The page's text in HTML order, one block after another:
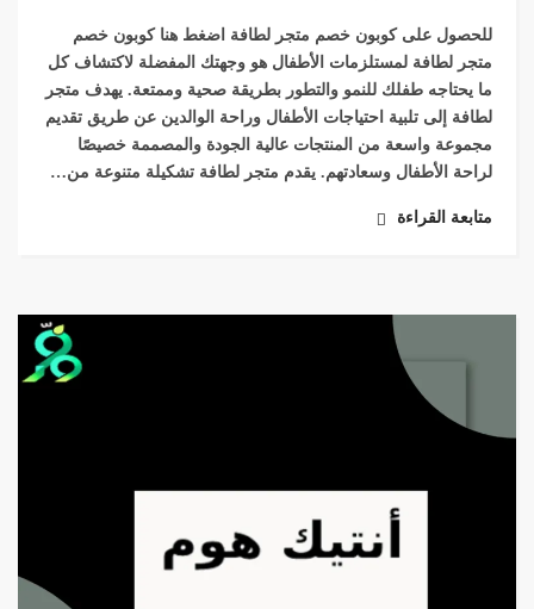
للحصول على كوبون خصم متجر لطافة اضغط هنا كوبون خصم
متجر لطافة لمستلزمات الأطفال هو وجهتك المفضلة لاكتشاف كل
ما يحتاجه طفلك للنمو والتطور بطريقة صحية وممتعة. يهدف متجر
لطافة إلى تلبية احتياجات الأطفال وراحة الوالدين عن طريق تقديم
مجموعة واسعة من المنتجات عالية الجودة والمصممة خصيصًا
لراحة الأطفال وسعادتهم. يقدم متجر لطافة تشكيلة متنوعة من…
متابعة القراءة